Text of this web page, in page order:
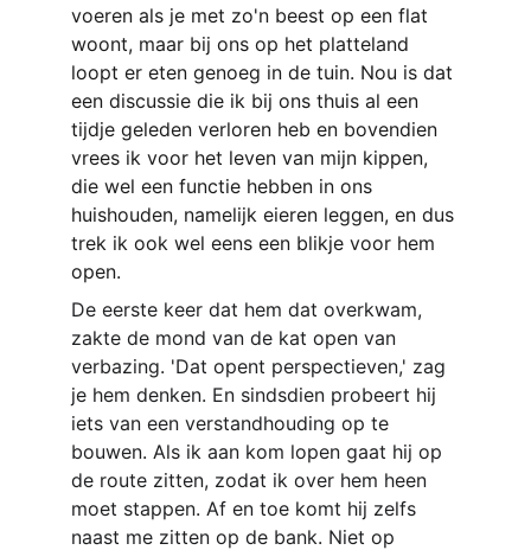
voeren als je met zo'n beest op een flat
woont, maar bij ons op het platteland
loopt er eten genoeg in de tuin. Nou is dat
een discussie die ik bij ons thuis al een
tijdje geleden verloren heb en bovendien
vrees ik voor het leven van mijn kippen,
die wel een functie hebben in ons
huishouden, namelijk eieren leggen, en dus
trek ik ook wel eens een blikje voor hem
open.
De eerste keer dat hem dat overkwam,
zakte de mond van de kat open van
verbazing. 'Dat opent perspectieven,' zag
je hem denken. En sindsdien probeert hij
iets van een verstandhouding op te
bouwen. Als ik aan kom lopen gaat hij op
de route zitten, zodat ik over hem heen
moet stappen. Af en toe komt hij zelfs
naast me zitten op de bank. Niet op